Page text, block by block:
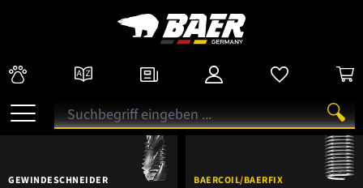
GEWINDESCHNEIDER BAERCOIL/BAERFIX